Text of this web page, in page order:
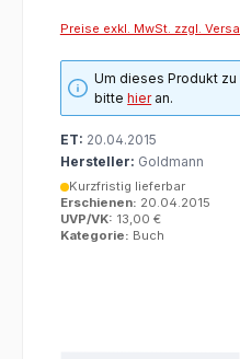
Preise exkl. MwSt. zzgl.
Um dieses Produkt
bittehieran.
ET: 20.04.2015
Hersteller: Goldmann
Kurzfristig lieferbar
Erschienen: 20.04.2015
UVP/VK: 13,00 €
Kategorie: Buch